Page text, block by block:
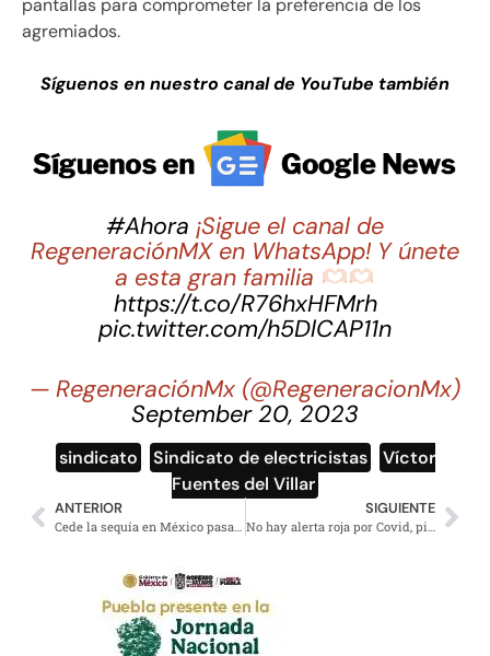
pantallas para comprometer la preferencia de los
agremiados.
Síguenos en nuestro canal de YouTube también
#Ahora ¡Sigue el canal de
RegeneraciónMX en WhatsApp! Y únete
a esta gran familia
https://t.co/R76hxHFMrh
pic.twitter.com/h5DlCAP11n
— RegeneraciónMx (@RegeneracionMx)
September 20, 2023
sindicato Sindicato de electricistas
Víctor
Fuentes del Villar
ANTERIOR
Cede la sequía en México pasa de 73% del territorio a 19%
SIGUIENTE
No hay alerta roja por Covid, pide IMSS no bajar la guardia